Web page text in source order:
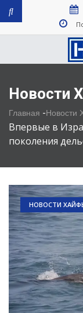
Новости
Главная -Новости
Впервые в
поколения
НОВОСТИ